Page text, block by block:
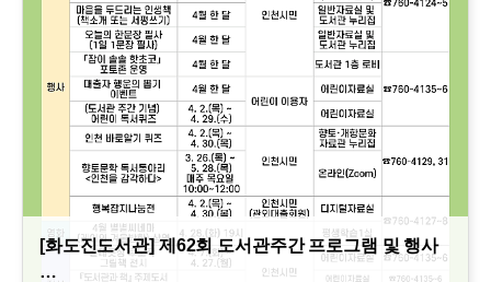
[화도진도서관] 제62회 도서관주간 프로그램 및 행사
…